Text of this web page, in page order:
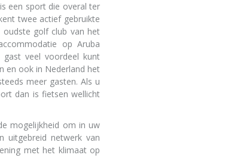
een sport die overal ter
twee actief gebruikte
oudste golf club van het
op Aruba
veel voordeel kunt
en ook in Nederland het
meer gasten. Als u
dan is fietsen wellicht
mogelijkheid om in uw
uitgebreid netwerk van
met het klimaat op